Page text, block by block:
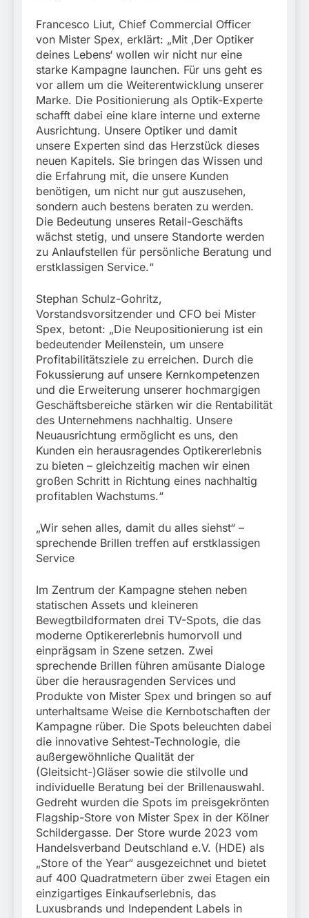
Francesco Liut, Chief Commercial Officer
von Mister Spex, erklärt: „Mit ‚Der Optiker
deines Lebens‘ wollen wir nicht nur eine
starke Kampagne launchen. Für uns geht es
vor allem um die Weiterentwicklung unserer
Marke. Die Positionierung als Optik-Experte
schafft dabei eine klare interne und externe
Ausrichtung. Unsere Optiker und damit
unsere Experten sind das Herzstück dieses
neuen Kapitels. Sie bringen das Wissen und
die Erfahrung mit, die unsere Kunden
benötigen, um nicht nur gut auszusehen,
sondern auch bestens beraten zu werden.
Die Bedeutung unseres Retail-Geschäfts
wächst stetig, und unsere Standorte werden
zu Anlaufstellen für persönliche Beratung und
erstklassigen Service.“
Stephan Schulz-Gohritz,
Vorstandsvorsitzender und CFO bei Mister
Spex, betont: „Die Neupositionierung ist ein
bedeutender Meilenstein, um unsere
Profitabilitätsziele zu erreichen. Durch die
Fokussierung auf unsere Kernkompetenzen
und die Erweiterung unserer hochmargigen
Geschäftsbereiche stärken wir die Rentabilität
des Unternehmens nachhaltig. Unsere
Neuausrichtung ermöglicht es uns, den
Kunden ein herausragendes Optikererlebnis
zu bieten – gleichzeitig machen wir einen
großen Schritt in Richtung eines nachhaltig
profitablen Wachstums.“
„Wir sehen alles, damit du alles siehst“ –
sprechende Brillen treffen auf erstklassigen
Service
Im Zentrum der Kampagne stehen neben
statischen Assets und kleineren
Bewegtbildformaten drei TV-Spots, die das
moderne Optikererlebnis humorvoll und
einprägsam in Szene setzen. Zwei
sprechende Brillen führen amüsante Dialoge
über die herausragenden Services und
Produkte von Mister Spex und bringen so auf
unterhaltsame Weise die Kernbotschaften der
Kampagne rüber. Die Spots beleuchten dabei
die innovative Sehtest-Technologie, die
außergewöhnliche Qualität der
(Gleitsicht-)Gläser sowie die stilvolle und
individuelle Beratung bei der Brillenauswahl.
Gedreht wurden die Spots im preisgekrönten
Flagship-Store von Mister Spex in der Kölner
Schildergasse. Der Store wurde 2023 vom
Handelsverband Deutschland e.V. (HDE) als
„Store of the Year“ ausgezeichnet und bietet
auf 400 Quadratmetern über zwei Etagen ein
einzigartiges Einkaufserlebnis, das
Luxusbrands und Independent Labels in